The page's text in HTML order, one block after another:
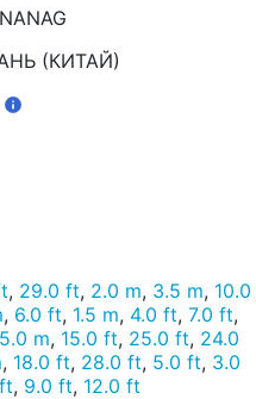
(КИТАЙ)
, 29.0 ft, 2.0 m, 3.5 m, 10.0
, 6.0 ft, 1.5 m, 4.0 ft, 7.0 ft,
5.0 m, 15.0 ft, 25.0 ft, 24.0
, 18.0 ft, 28.0 ft, 5.0 ft, 3.0
, 9.0 ft, 12.0 ft